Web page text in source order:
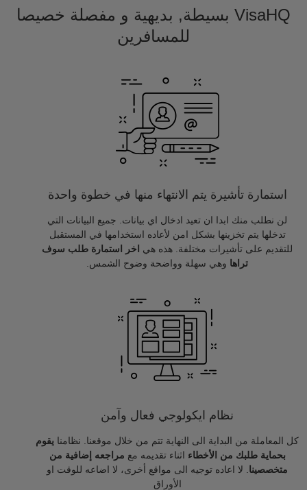
VisaHQ بسيطة, بديهية و مفصلة خصيصا
للمسافرين
استمارة تأشيرة يتم الانتهاء منها في خطوة واحدة
لن نطلب منك ابدا ان تعيد ادخال اي بيانات. جميع البيانات التي
تدخلها يتم تخزينها بشكل امن لأعاده استخدامها في المستقبل
للتقديم على تأشيرات مختلفة. هذه هي
اخر استمارة طلب سوف
تراها وهي سهلة وواضحة وضوح الشمس.
نظام ايكولوجي فعال وآمن
كل المعاملة من البداية الى النهاية تتم من خلال موقعنا. نظامنا يقوم
بحماية طلبك من الأخطاء اثناء تقديمه مع مراجعه إضافية من
متخصصينا . لا اعاده توجيه الى مواقع أخرى، لا اضاعه للوقت او
الأوراق